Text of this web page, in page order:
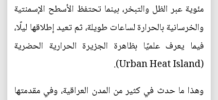
مئوية عبر الظل والتبخر، بينما تحتفظ الأسطح الإسمنتية
والخرسانية بالحرارة لساعات طويلة، ثم تعيد إطلاقها ليلًا،
فيما يعرف علميًا بظاهرة الجزيرة الحرارية الحضرية
(Urban Heat Island).
وهذا ما حدث في كثير من المدن العراقية، وفي مقدمتها